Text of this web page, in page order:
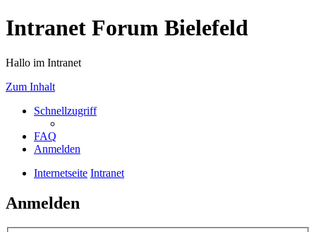
Intranet Forum Bielefeld
Hallo im Intranet
Zum Inhalt
Schnellzugriff
FAQ
Anmelden
Internetseite Intranet
Anmelden